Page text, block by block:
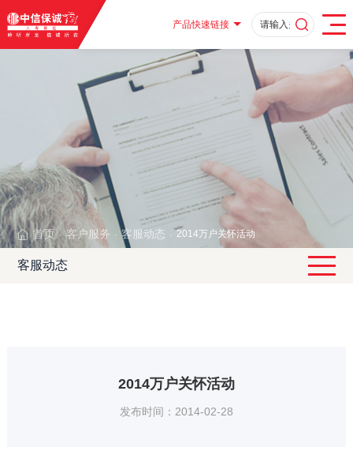
产品快速链接
首页 · 客户服务 · 客服动态 · 2014万户关怀活动
客服动态
2014万户关怀活动
发布时间：2014-02-28